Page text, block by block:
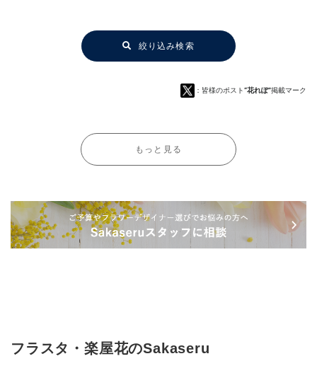
絞り込み検索
：皆様のポスト“花れぽ”掲載マーク
もっと見る
フラスタ・楽屋花のSakaseru